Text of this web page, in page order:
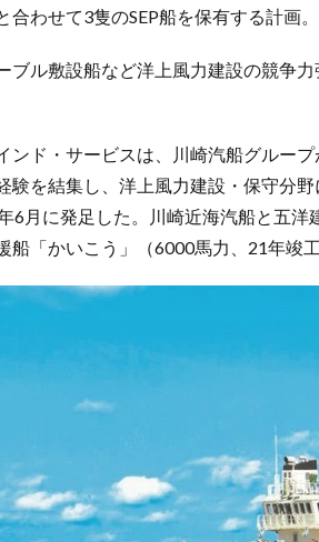
合わせて3隻のSEP船を保有する計画。
ブル敷設船など洋上風力建設の競争
ンド・サービスは、川崎汽船グルー
験を結集し、洋上風力建設・保守分
6月に発足した。川崎近海汽船と五洋
船「かいこう」（6000馬力、21年竣